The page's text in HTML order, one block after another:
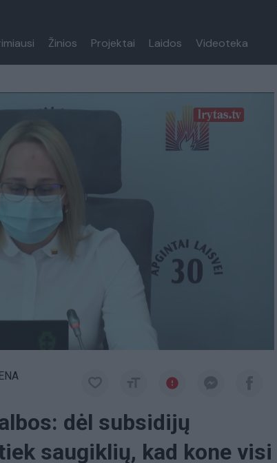
Žinios Projektai Laidos Videoteka
dėl subsidijų
saugiklių, kad kone visi